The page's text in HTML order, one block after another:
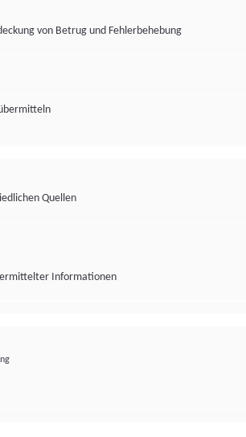
von Betrug und Fehlerbehebung
Quellen
Informationen